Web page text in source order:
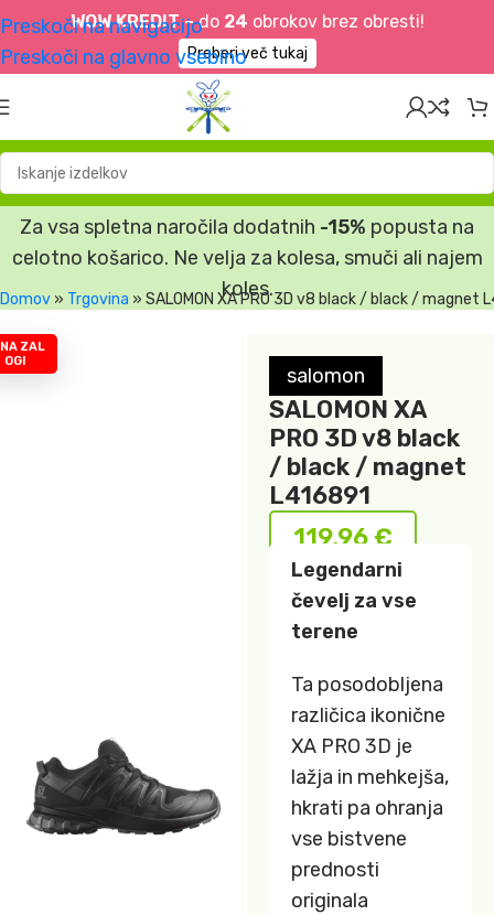
WOW KREDIT –do 24 obrokov brez obresti!
Preberi več tukaj
Preskoči na navigacijo
Preskoči na glavno vsebino
Za vsa spletna naročila dodatnih -15% popusta na
celotno košarico. Ne velja za kolesa, smuči ali najem
koles.
Domov » Trgovina » SALOMON XA PRO 3D v8 black / black / magnet
ZAL
OGI
salomon
SALOMON XA
PRO 3D v8 black
/ black / magnet
L416891
119,96€
Legendarni
čevelj za vse
terene
Ta posodobljena
različica ikonične
XA PRO 3D je
lažja in mehkejša,
hkrati pa ohranja
vse bistvene
prednosti
originala